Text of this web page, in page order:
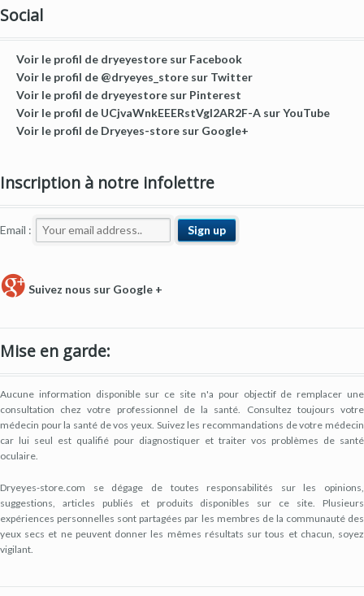
Social
Voir le profil de dryeyestore sur Facebook
Voir le profil de @dryeyes_store sur Twitter
Voir le profil de dryeyestore sur Pinterest
Voir le profil de UCjvaWnkEEERstVgI2AR2F-A sur YouTube
Voir le profil de Dryeyes-store sur Google+
Inscription à notre infolettre
Email :
Suivez nous sur Google +
Mise en garde:
Aucune information disponible sur ce site n'a pour objectif de remplacer une
consultation chez votre professionnel de la santé. Consultez toujours votre
médecin pour la santé de vos yeux. Suivez les recommandations de votre médecin
car lui seul est qualifié pour diagnostiquer et traiter vos problèmes de santé
oculaire.
Dryeyes-store.com se dégage de toutes responsabilités sur les opinions,
suggestions, articles publiés et produits disponibles sur ce site. Plusieurs
expériences personnelles sont partagées par les membres de la communauté des
yeux secs et ne peuvent donner les mêmes résultats sur tous et chacun, soyez
vigilant.